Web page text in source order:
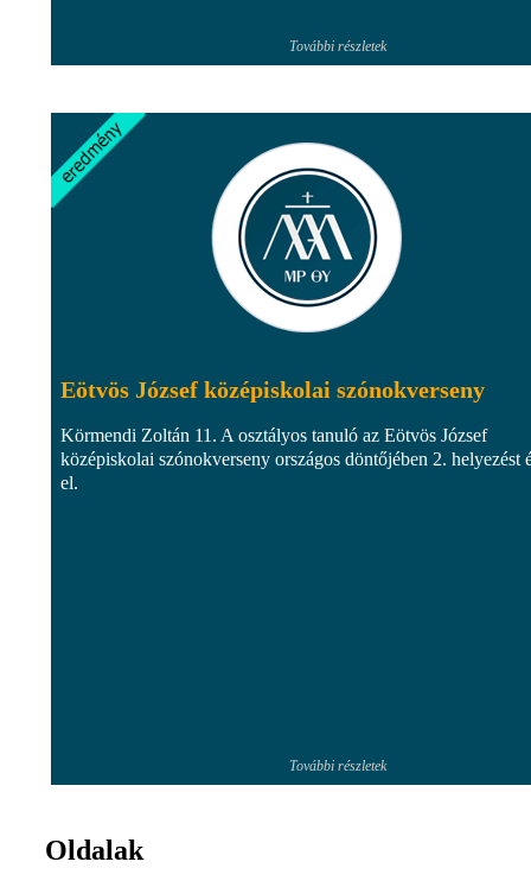
További részletek
Eötvös József középiskolai szónokverseny
Körmendi Zoltán 11. A osztályos tanuló az Eötvös József
középiskolai szónokverseny országos döntőjében 2. helyezést
el.
További részletek
Oldalak